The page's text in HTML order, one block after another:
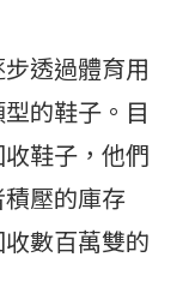
透過體育用
的鞋子。目
鞋子，他們
壓的庫存
數百萬雙的